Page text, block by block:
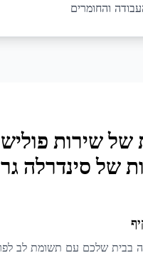
והחומרים
של שירות
של סינדרלה
בבית שלכם עם תשומת לב